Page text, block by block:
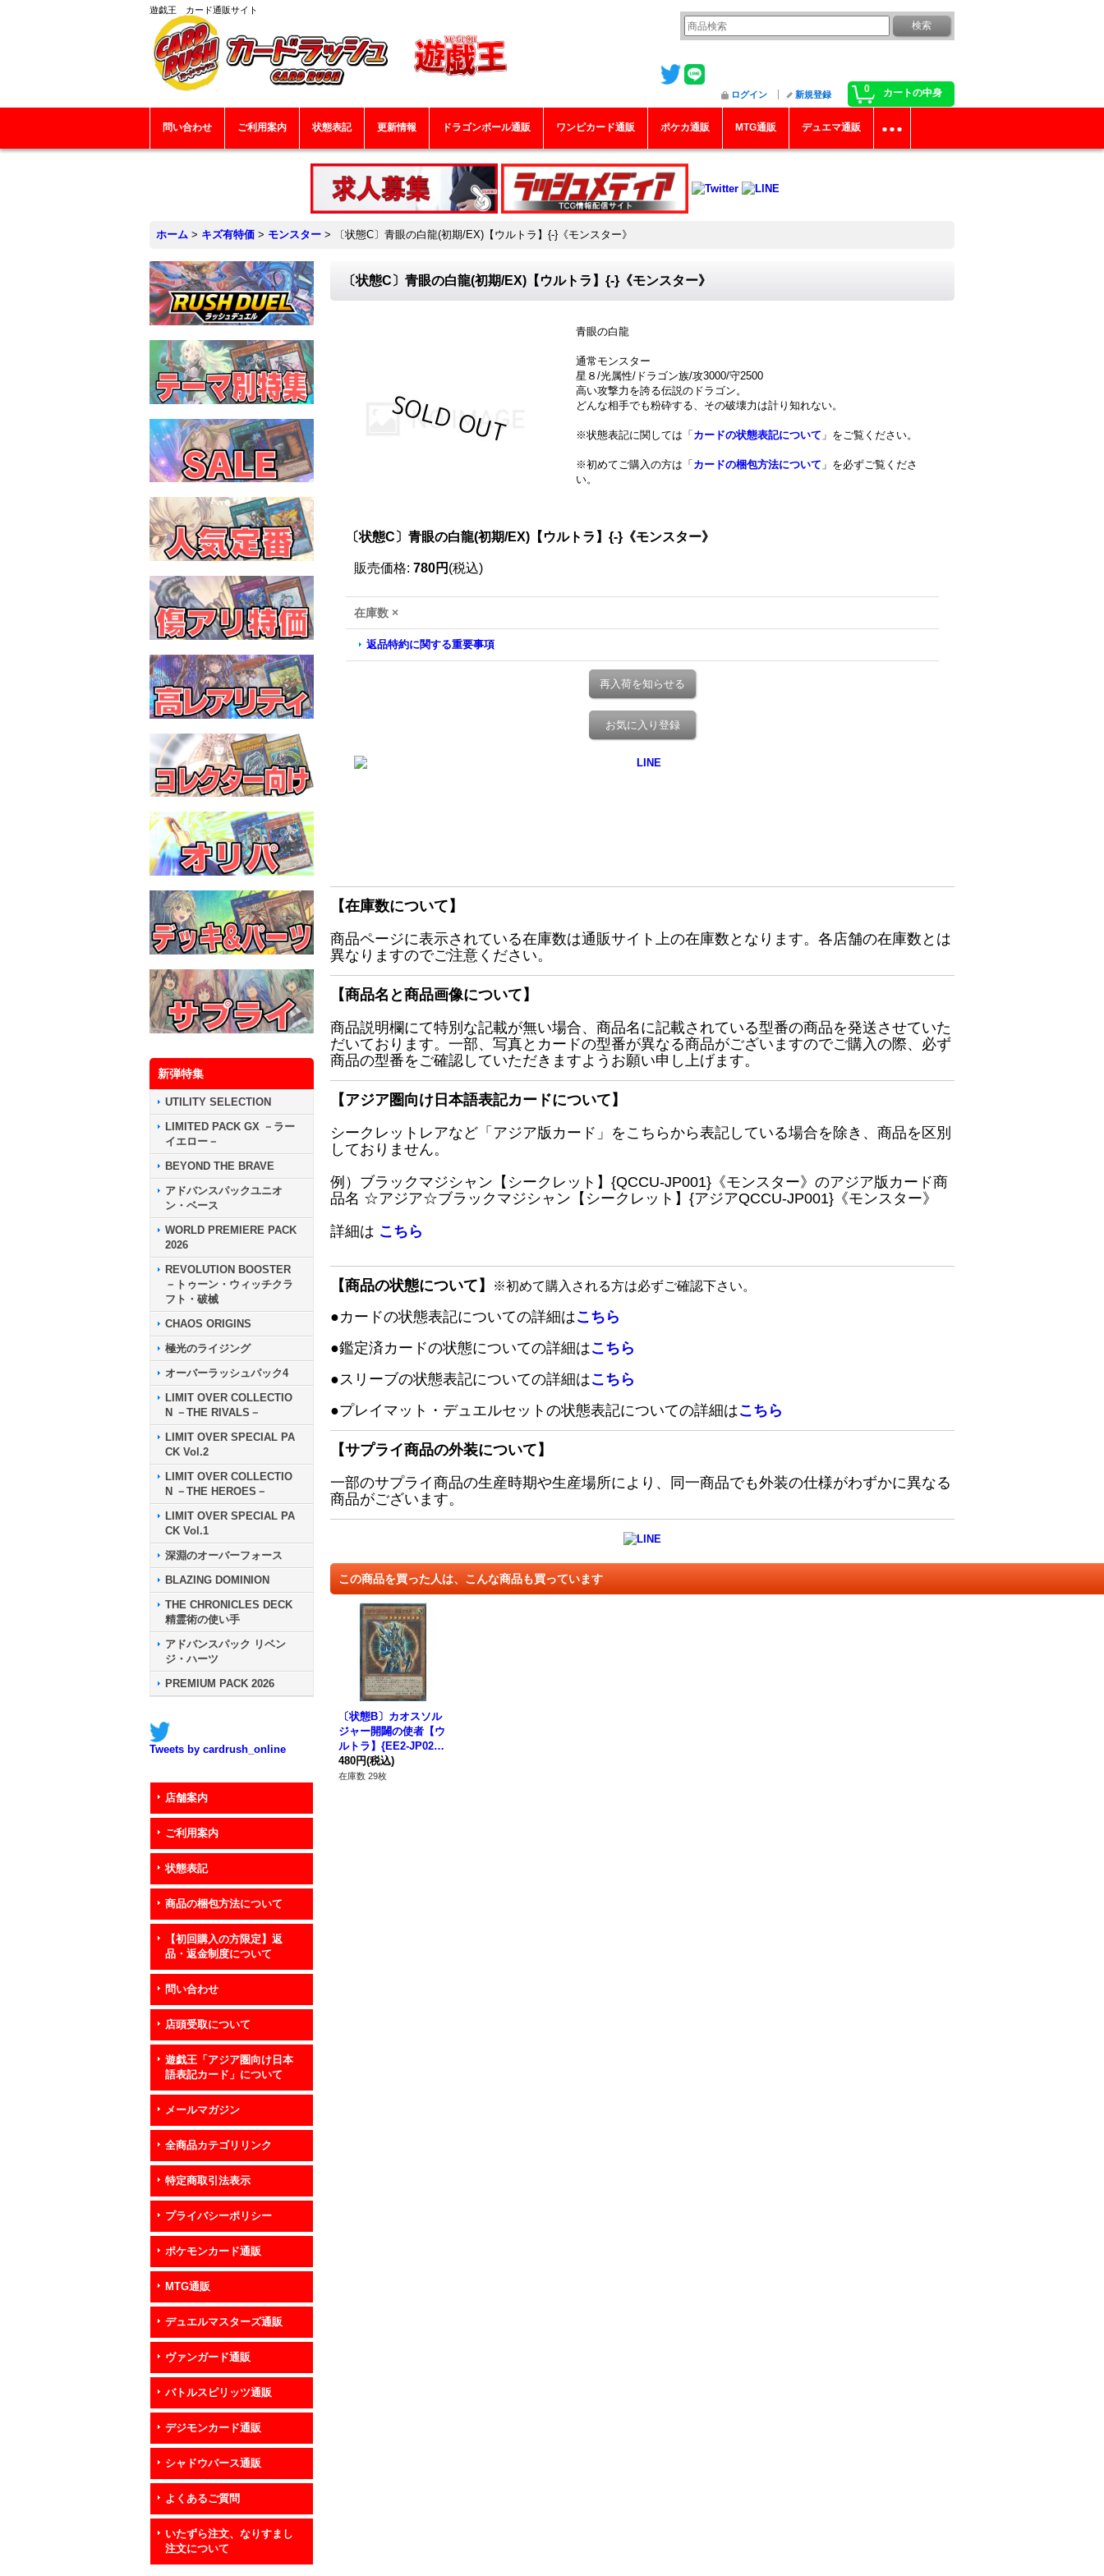
遊戯王 カード通販サイト
0 カートの中身
ログイン 新規登録
問い合わせ ご利用案内 状態表記 更新情報 ドラゴンボール通販 ワンピカード通販 ポケカ通販 MTG通販 デュエマ通販
ホーム > キズ有特価 > モンスター > 〔状態C〕青眼の白龍(初期/EX)【ウルトラ】{-}《モンスター》
新弾特集
UTILITY SELECTION
LIMITED PACK GX －ラー
イエロー－
BEYOND THE BRAVE
アドバンスパックユニオ
ン・ベース
WORLD PREMIERE PACK
2026
REVOLUTION BOOSTER
－トゥーン・ウィッチクラ
フト・破械
CHAOS ORIGINS
極光のライジング
オーバーラッシュパック4
LIMIT OVER COLLECTIO
N －THE RIVALS－
LIMIT OVER SPECIAL PA
CK Vol.2
LIMIT OVER COLLECTIO
N －THE HEROES－
LIMIT OVER SPECIAL PA
CK Vol.1
深淵のオーバーフォース
BLAZING DOMINION
THE CHRONICLES DECK
精霊術の使い手
アドバンスパック リベン
ジ・ハーツ
PREMIUM PACK 2026
Tweets by cardrush_online
店舗案内
ご利用案内
状態表記
商品の梱包方法について
【初回購入の方限定】返
品・返金制度について
問い合わせ
店頭受取について
遊戯王「アジア圏向け日本
語表記カード」について
メールマガジン
全商品カテゴリリンク
特定商取引法表示
プライバシーポリシー
ポケモンカード通販
MTG通販
デュエルマスターズ通販
ヴァンガード通販
バトルスピリッツ通販
デジモンカード通販
シャドウバース通販
よくあるご質問
いたずら注文、なりすまし
注文について
〔状態C〕青眼の白龍(初期/EX)【ウルトラ】{-}《モンスター》
青眼の白龍
通常モンスター
星８/光属性/ドラゴン族/攻3000/守2500
高い攻撃力を誇る伝説のドラゴン。
どんな相手でも粉砕する、その破壊力は計り知れない。
※状態表記に関しては「 カードの状態表記について 」をご覧ください。
※初めてご購入の方は「 カードの梱包方法について 」を必ずご覧くださ
い。
〔状態C〕青眼の白龍(初期/EX)【ウルトラ】{-}《モンスター》
販売価格: 780円 (税込)
在庫数 ×
返品特約に関する重要事項
再入荷を知らせる
お気に入り登録
【在庫数について】
商品ページに表示されている在庫数は通販サイト上の在庫数となります。各店舗の在庫数とは
異なりますのでご注意ください。
【商品名と商品画像について】
商品説明欄にて特別な記載が無い場合、商品名に記載されている型番の商品を発送させていた
だいております。一部、写真とカードの型番が異なる商品がございますのでご購入の際、必ず
商品の型番をご確認していただきますようお願い申し上げます。
【アジア圏向け日本語表記カードについて】
シークレットレアなど「アジア版カード」をこちらから表記している場合を除き、商品を区別
しておりません。
例）ブラックマジシャン【シークレット】{QCCU-JP001}《モンスター》のアジア版カード商
品名 ☆アジア☆ブラックマジシャン【シークレット】{アジアQCCU-JP001}《モンスター》
詳細は こちら
【商品の状態について】 ※初めて購入される方は必ずご確認下さい。
●カードの状態表記についての詳細はこちら
●鑑定済カードの状態についての詳細はこちら
●スリーブの状態表記についての詳細はこちら
●プレイマット・デュエルセットの状態表記についての詳細はこちら
【サプライ商品の外装について】
一部のサプライ商品の生産時期や生産場所により、同一商品でも外装の仕様がわずかに異なる
商品がございます。
この商品を買った人は、こんな商品も買っています
〔状態B〕カオスソル
ジャー開闢の使者【ウ
ルトラ】{EE2-JP025}
《モンスター》
480円(税込)
在庫数 29枚